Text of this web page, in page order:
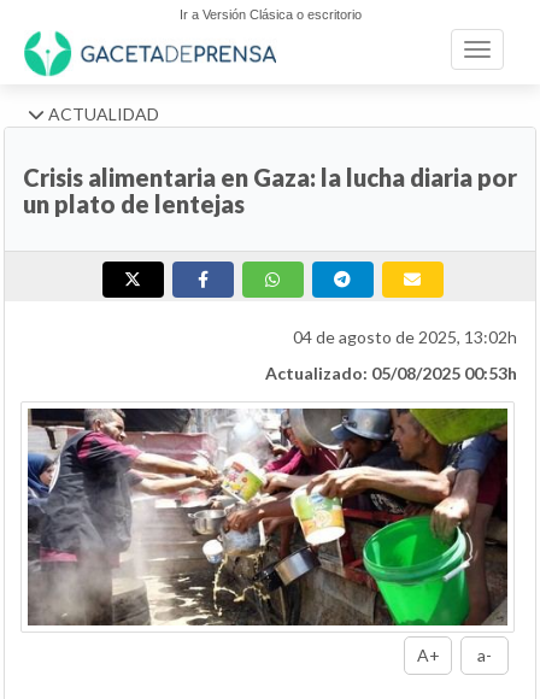
Ir a Versión Clásica o escritorio
Toggle
ACTUALIDAD
Crisis alimentaria en Gaza: la lucha diaria por
un plato de lentejas
04 de agosto de 2025, 13:02h
Actualizado: 05/08/2025 00:53h
A+ a-